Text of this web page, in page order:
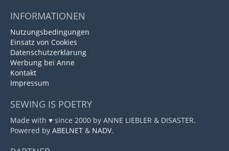
INFORMATIONEN
Nutzungsbedingungen
Einsatz von Cookies
Datenschutzerklärung
Werbung bei Anne
Kontakt
Impressum
SEWING IS POETRY
Made with ♥ since 2000 by ANNE LIEBLER & DISASTER.
Powered by ABELNET & NADV.